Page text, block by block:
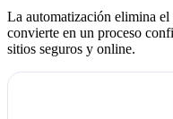
La automatización elimina
convierte en un proceso
sitios seguros y online.